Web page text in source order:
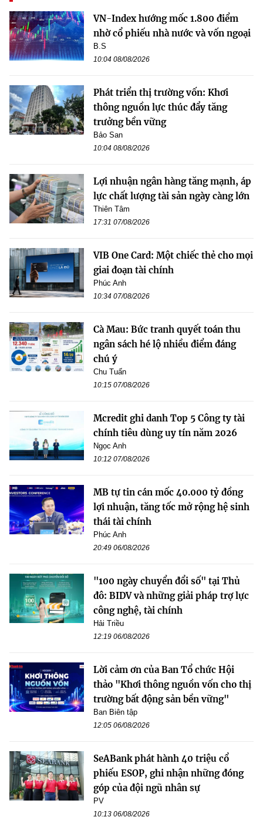
VN-Index hướng mốc 1.800 điểm
nhờ cổ phiếu nhà nước và vốn ngoại
B.S
10:04 08/08/2026
Phát triển thị trường vốn: Khơi
thông nguồn lực thúc đẩy tăng
trưởng bền vững
Bảo San
10:04 08/08/2026
Lợi nhuận ngân hàng tăng mạnh, áp
lực chất lượng tài sản ngày càng lớn
Thiên Tâm
17:31 07/08/2026
VIB One Card: Một chiếc thẻ cho mọi
giai đoạn tài chính
Phúc Anh
10:34 07/08/2026
Cà Mau: Bức tranh quyết toán thu
ngân sách hé lộ nhiều điểm đáng
chú ý
Chu Tuấn
10:15 07/08/2026
Mcredit ghi danh Top 5 Công ty tài
chính tiêu dùng uy tín năm 2026
Ngọc Anh
10:12 07/08/2026
MB tự tin cán mốc 40.000 tỷ đồng
lợi nhuận, tăng tốc mở rộng hệ sinh
thái tài chính
Phúc Anh
20:49 06/08/2026
"100 ngày chuyển đổi số" tại Thủ
đô: BIDV và những giải pháp trợ lực
công nghệ, tài chính
Hải Triều
12:19 06/08/2026
Lời cảm ơn của Ban Tổ chức Hội
thảo "Khơi thông nguồn vốn cho thị
trường bất động sản bền vững"
Ban Biên tập
12:05 06/08/2026
SeABank phát hành 40 triệu cổ
phiếu ESOP, ghi nhận những đóng
góp của đội ngũ nhân sự
PV
10:13 06/08/2026